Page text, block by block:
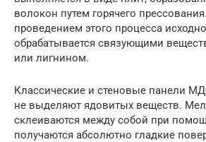
волокон путем горячего
проведением этого процесса
обрабатывается связующими
или лигнином.
Классические и стеновые панели
не выделяют ядовитых веществ.
склеиваются между собой при
получаются абсолютно гладкие